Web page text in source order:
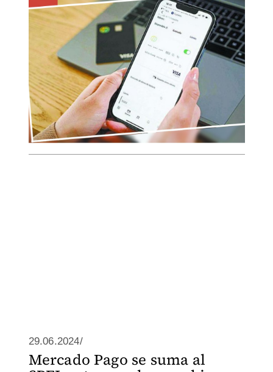
29.06.2024/
Mercado Pago se suma al